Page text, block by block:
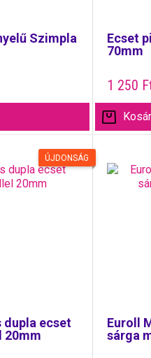
Szimpla
Ecset
70mm
1 250
ÚJDONSÁG
dupla ecset
20mm
Euroll
sárga